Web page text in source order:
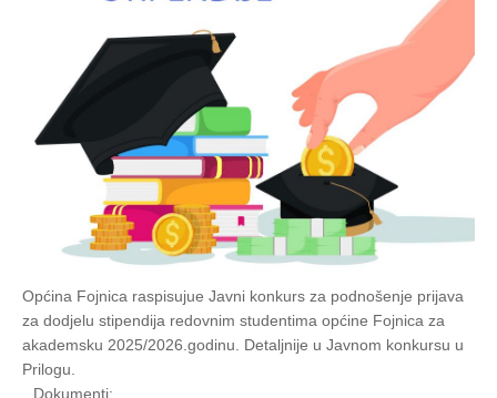
Općina Fojnica raspisujue Javni konkurs za podnošenje prijava
za dodjelu stipendija redovnim studentima općine Fojnica za
akademsku 2025/2026.godinu. Detaljnije u Javnom konkursu u
Prilogu.
Dokumenti: